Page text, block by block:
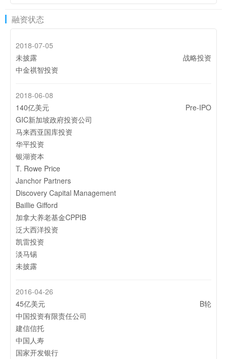
2024-03-26
蚂蚁集团再向旗下新加坡数字银行ANEXT Bank注资1.48
2023-08-10
蚂蚁集团将出售印度“支付宝”Paytm约10%股份
拿到牌照3年了，新加坡数字银行发展如何？
2023-06-01
AlipayHK进军泰国市场
2023-03-30
蚂蚁集团向新加坡数字银行Anext Bank注资1.88亿美元
2023-03-29
阿里在东南亚都投过哪些公司？
2023-03-21
新加坡金融科技公司Proxtera获种子轮融资，蚂蚁集团参
投
2022-11-14
2022-10-12
群雄混战东南亚，在线支付谁领衔？
2022-08-25
出海东南亚下半场，跨境品牌如何克服“水土不服”？
融资状态
2018-07-05
战略投资
未披露
中金祺智投资
2018-06-08
Pre-IPO
140亿美元
GIC新加坡政府投资公司
马来西亚国库投资
华平投资
银湖资本
T. Rowe Price
Janchor Partners
Discovery Capital Management
Baillie Gifford
加拿大养老基金CPPIB
泛大西洋投资
凯雷投资
淡马锡
未披露
2016-04-26
B轮
45亿美元
中国投资有限责任公司
建信信托
中国人寿
国家开发银行